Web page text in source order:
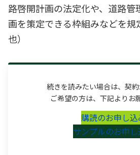
路啓開計画の法定化や、道路
画を策定できる枠組みなどを規
也）
続きを読みたい場合は、契約
ご希望の方は、下記よりお
購読のお申し込
サンプルのお申し